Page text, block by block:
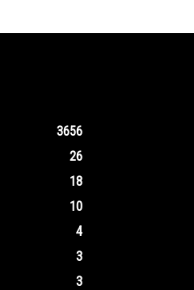
3656
26
18
10
4
3
3